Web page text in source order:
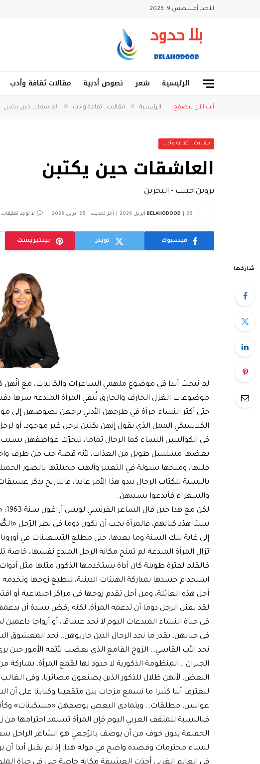
الأحد, أغسطس 9, 2026
الرئيسية شعر نصوص أدبية مقالات ثقافة وأدب
أنت الآن تتصفح: الرئيسية » مقالات.. ثقافة وأدب » العاشقات حين يكتبن
مقالات.. ثقافة وأدب
العاشقات حين يكتبن
بروين حبيب - البحرين
BELAHODOOD 28 أبريل 2026 آخر تحديث: 28 أبريل 2026 لا توجد تعليقات
فيسبوك تويتر بينتيريست
شاركها
لم نبحث أبدا في موضوع ملهمي الشاعرات والكاتبات، مع
موضوعات الغزل الجارف والحارق تُبقي المرأة المبدعة سرها
حتى أكثر النساء جرأة في طرحهن الأدبي يرجعن نصوصهن إلى
الكلاسيكي الممل الذي يقول إنهن يكتبن لرجل غير موجود، أو
في الكواليس النساء كما الرجال تماما، تتحرّك عواطفهن
بعضها مسلسل طويل من العذاب، لأنه قصة حب من طرف
قلبها، ومنحها سيولة في التعبير وألهب مخيلتها بالصور
بالنسبة للكتاب الرجال يبدو هذا الأمر عاديا، فالتاريخ يذكر
والشعراء فأبدعوا بسببهن.
شيئا هدّد كيانهم، فالمرأة يجب أن تكون دوما في نظر الرّجل
إلى غاية تلك السنة وما بعدها، حتى مطلع التسعينات في أوروبا
تزال المرأة المبدعة لم تمنح مكانة الرجل المبدع نفسها، خاصة
فالقلم لفترة طويلة كان أداة يستخدمها الذكور، مثلها مثل
استخدام جسدها بمباركة الهيئات الدينية، لتطيع زوجها
أجل هذه العائلة، ومن أجل تقدم زوجها في مراكز اجتماعية أو
لقد تقبّل الرجل دوما أن تدعمه المرأة، لكنه رفض بشدة أن
في حياة النساء المبدعات اليوم لا نجد عشاقا، أو أزواجا داعمين
في حياتهن، بقدر ما نجد الرجال الذين حاربوهن.. نجد المعشوق
نجد الأب القاسي… الزوج القامع الذي يغضب لأتفه الأمور حين
الجيران …المنظومة الذكورية لا حدود لها لقمع المرأة،
البعض، لأنهن ظلال للذكور الذين يصنعون مصائرنا، وفي
لنعترف أننا كثيرا ما نسمع مزحات بين مثقفينا وكتابنا على أن
عوانس، مطلقات… ويتمادى البعض بوصفهن «مسكينات» وكأنهن
فبالنسبة للمثقف العربي اليوم فإن المرأة تستمد احترامها
الحقيقة بدون خوف من أن يوصف بالرّجعي هو الشاعر الراحل
لنساء محترمات وقصده واضح في قوله هذا، إذ لم يقبل أبدا أن
في العالم الغربي أخذت العشيقة مكانة خاصة حتى في حياة